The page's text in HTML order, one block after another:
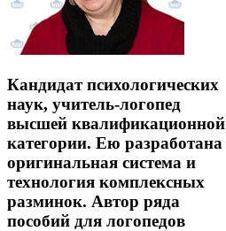
Кандидат психологических
наук, учитель-логопед
высшей квалификационной
категории. Ею разработана
оригинальная система и
технология комплексных
разминок. Автор ряда
пособий для логопедов